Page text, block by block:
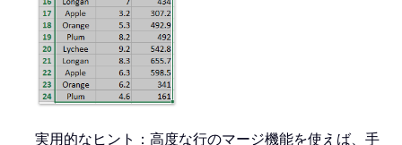
実用的なヒント：高度な行のマージ機能を使えば、手